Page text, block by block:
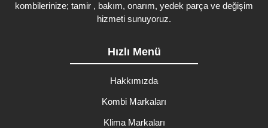
kombilerinize; tamir , bakım, onarım, yedek parça ve değişim
hizmeti sunuyoruz.
Hızlı Menü
Hakkımızda
Kombi Markaları
Klima Markaları